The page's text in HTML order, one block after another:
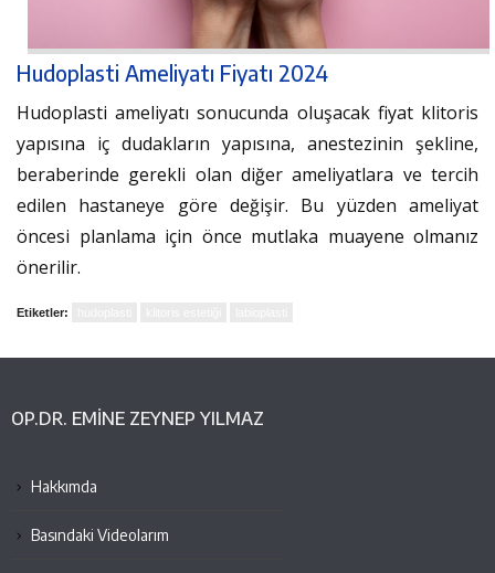
Hudoplasti Ameliyatı Fiyatı 2024
Hudoplasti ameliyatı sonucunda oluşacak fiyat klitoris
yapısına iç dudakların yapısına, anestezinin şekline,
beraberinde gerekli olan diğer ameliyatlara ve tercih
edilen hastaneye göre değişir. Bu yüzden ameliyat
öncesi planlama için önce mutlaka muayene olmanız
önerilir.
Etiketler:
OP.DR. EMINE ZEYNEP YILMAZ
Hakkımda
Basındaki Videolarım